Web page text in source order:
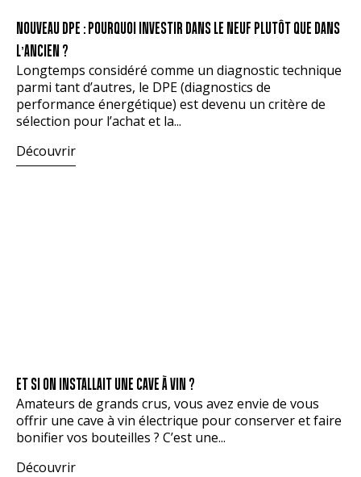
NOUVEAU DPE : POURQUOI INVESTIR DANS LE NEUF PLUTÔT QUE DANS
L’ANCIEN ?
Longtemps considéré comme un diagnostic technique
parmi tant d’autres, le DPE (diagnostics de
performance énergétique) est devenu un critère de
sélection pour l’achat et la...
Découvrir
ET SI ON INSTALLAIT UNE CAVE À VIN ?
Amateurs de grands crus, vous avez envie de vous
offrir une cave à vin électrique pour conserver et faire
bonifier vos bouteilles ? C’est une...
Découvrir